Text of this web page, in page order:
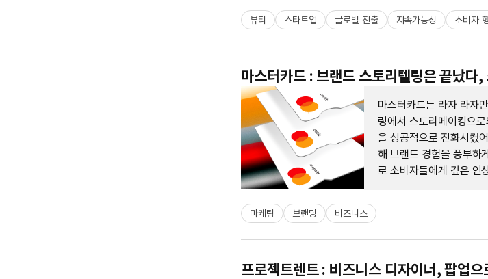
뷰티 스타트업 글로벌 진출 지속가능성 소비자
마스터카드 : 브랜드 스토리텔링은 끝났다
마스터카드는 라자 라자
링에서 스토리메이킹으
을 성공적으로 진화시켰
해 브랜드 경험을 풍부하
로 소비자들에게 깊은 인
마케팅 브랜딩 비즈니스
프로젝트렌트 : 비즈니스 디자이너, 팝업